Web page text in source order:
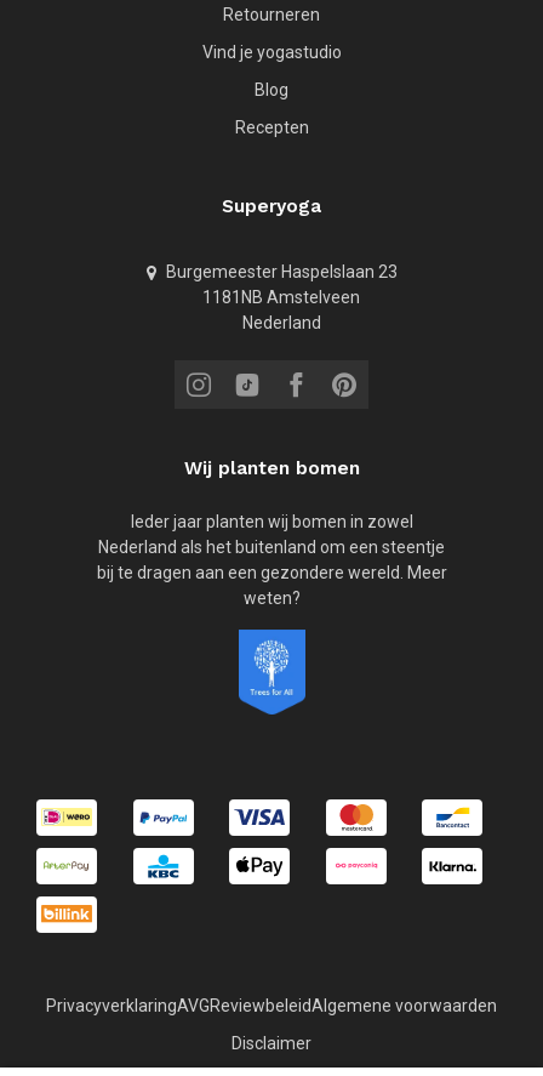
Retourneren
Vind je yogastudio
Blog
Recepten
Superyoga
Burgemeester Haspelslaan 23
1181NB Amstelveen
Nederland
Wij planten bomen
Ieder jaar planten wij bomen in zowel
Nederland als het buitenland om een steentje
bij te dragen aan een gezondere wereld. Meer
weten?
PrivacyverklaringAVGReviewbeleidAlgemene voorwaarden
Disclaimer